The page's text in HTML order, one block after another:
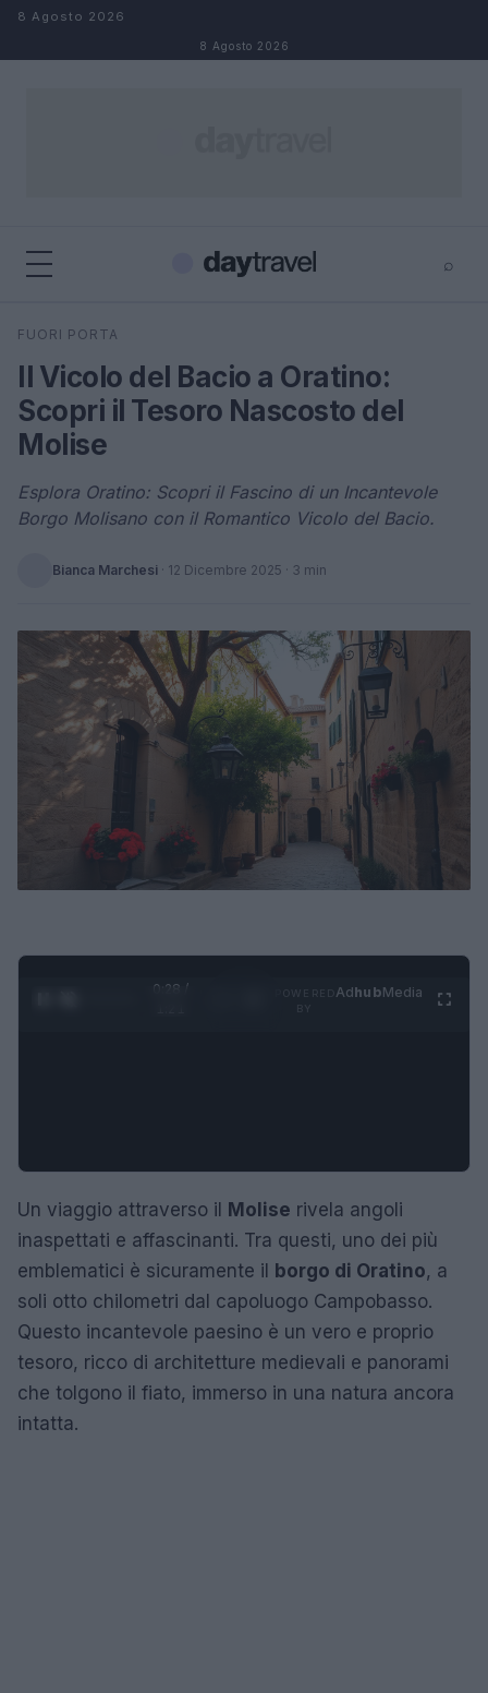
Salta al contenuto
8 Agosto 2026
8 Agosto 2026
⌕
Cerca
FUORI PORTA
Il Vicolo del Bacio a Oratino:
Scopri il Tesoro Nascosto del
Molise
Esplora Oratino: Scopri il Fascino di un Incantevole
Borgo Molisano con il Romantico Vicolo del Bacio.
Bianca Marchesi · 12 Dicembre 2025 · 3 min
0:29 /
AdhubMedia
Un viaggio attraverso il Molise rivela angoli
inaspettati e affascinanti. Tra questi, uno dei più
emblematici è sicuramente il borgo di Oratino, a
soli otto chilometri dal capoluogo Campobasso.
Questo incantevole paesino è un vero e proprio
tesoro, ricco di architetture medievali e panorami
che tolgono il fiato, immerso in una natura ancora
intatta.